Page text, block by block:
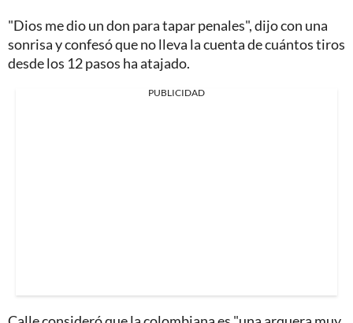
"Dios me dio un don para tapar penales", dijo con una
sonrisa y confesó que no lleva la cuenta de cuántos tiros
desde los 12 pasos ha atajado.
PUBLICIDAD